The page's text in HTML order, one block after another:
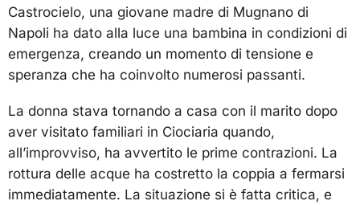
Castrocielo, una giovane madre di Mugnano di
Napoli ha dato alla luce una bambina in condizioni di
emergenza, creando un momento di tensione e
speranza che ha coinvolto numerosi passanti.
La donna stava tornando a casa con il marito dopo
aver visitato familiari in Ciociaria quando,
all’improvviso, ha avvertito le prime contrazioni. La
rottura delle acque ha costretto la coppia a fermarsi
immediatamente. La situazione si è fatta critica, e